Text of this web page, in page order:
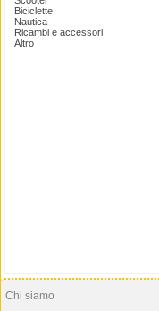
Biciclette
Nautica
Ricambi e accessori
Altro
Chi siamo